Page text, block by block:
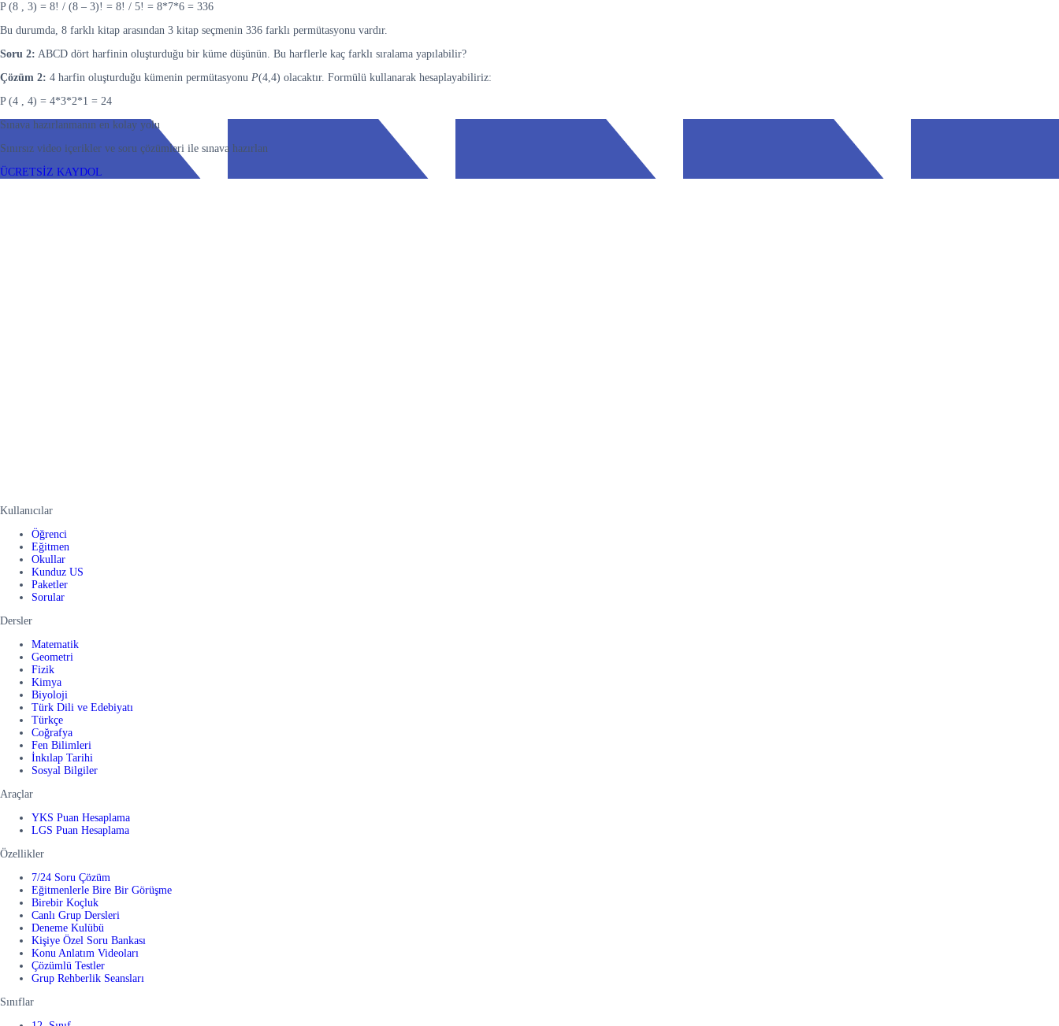
P (8 , 3) = 8! / (8 – 3)! = 8! / 5! = 8*7*6 = 336
Bu durumda, 8 farklı kitap arasından 3 kitap seçmenin 336 farklı permütasyonu vardır.
Soru 2: ABCD dört harfinin oluşturduğu bir küme düşünün. Bu harflerle kaç farklı sıralama yapılabilir?
Çözüm 2: 4 harfin oluşturduğu kümenin permütasyonu P(4,4) olacaktır. Formülü kullanarak hesaplayabiliriz:
P (4 , 4) = 4*3*2*1 = 24
Sınava hazırlanmanın en kolay yolu
Sınırsız video içerikler ve soru çözümleri ile sınava hazırlan
ÜCRETSİZ KAYDOL
Kullanıcılar
Öğrenci
Eğitmen
Okullar
Kunduz US
Paketler
Sorular
Dersler
Matematik
Geometri
Fizik
Kimya
Biyoloji
Türk Dili ve Edebiyatı
Türkçe
Coğrafya
Fen Bilimleri
İnkılap Tarihi
Sosyal Bilgiler
Araçlar
YKS Puan Hesaplama
LGS Puan Hesaplama
Özellikler
7/24 Soru Çözüm
Eğitmenlerle Bire Bir Görüşme
Birebir Koçluk
Canlı Grup Dersleri
Deneme Kulübü
Kişiye Özel Soru Bankası
Konu Anlatım Videoları
Çözümlü Testler
Grup Rehberlik Seansları
Sınıflar